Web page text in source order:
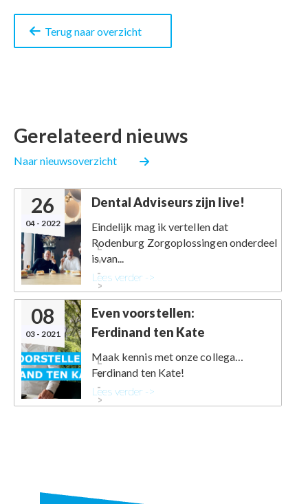
Facebook
TwitterLinkedIn
Terug naar overzicht
Gerelateerd nieuws
Naar nieuwsoverzicht
26
04 - 2022
Lees
verder
-
>
Dental Adviseurs zijn live!
Eindelijk mag ik vertellen dat
Rodenburg Zorgoplossingen onderdeel
is van...
Lees verder ->
08
03 - 2021
Lees
verder
-
>
Even voorstellen:
Ferdinand ten Kate
Maak kennis met onze collega…
Ferdinand ten Kate!
Lees verder ->